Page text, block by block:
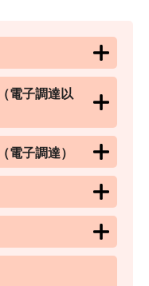
電子調達以
電子調達）